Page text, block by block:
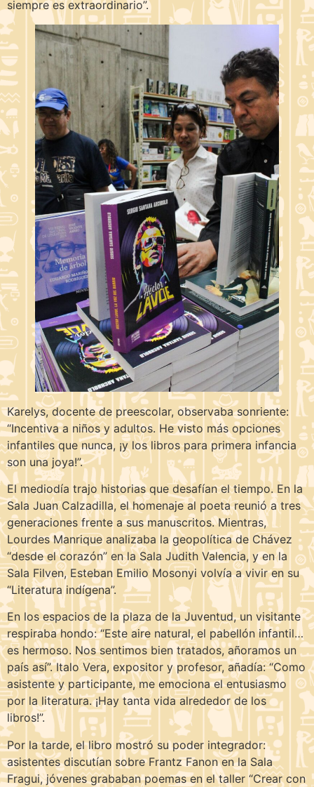
siempre es extraordinario”.
Karelys, docente de preescolar, observaba sonriente:
“Incentiva a niños y adultos. He visto más opciones
infantiles que nunca, ¡y los libros para primera infancia
son una joya!”.
El mediodía trajo historias que desafían el tiempo. En la
Sala Juan Calzadilla, el homenaje al poeta reunió a tres
generaciones frente a sus manuscritos. Mientras,
Lourdes Manrique analizaba la geopolítica de Chávez
“desde el corazón” en la Sala Judith Valencia, y en la
Sala Filven, Esteban Emilio Mosonyi volvía a vivir en su
“Literatura indígena”.
En los espacios de la plaza de la Juventud, un visitante
respiraba hondo: “Este aire natural, el pabellón infantil…
es hermoso. Nos sentimos bien tratados, añoramos un
país así”. Italo Vera, expositor y profesor, añadía: “Como
asistente y participante, me emociona el entusiasmo
por la literatura. ¡Hay tanta vida alrededor de los
libros!”.
Por la tarde, el libro mostró su poder integrador:
asistentes discutían sobre Frantz Fanon en la Sala
Fragui, jóvenes grababan poemas en el taller “Crear con